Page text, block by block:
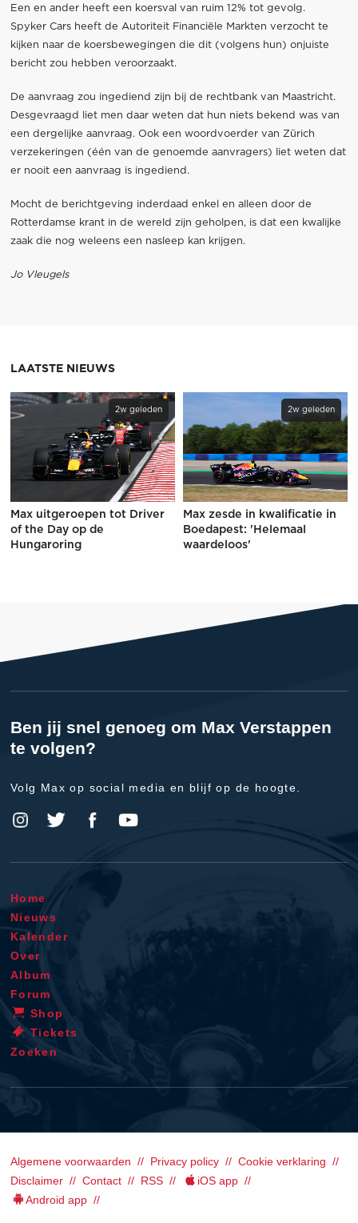
Een en ander heeft een koersval van ruim 12% tot gevolg.
Spyker Cars heeft de Autoriteit Financiële Markten verzocht te
kijken naar de koersbewegingen die dit (volgens hun) onjuiste
bericht zou hebben veroorzaakt.
De aanvraag zou ingediend zijn bij de rechtbank van Maastricht.
Desgevraagd liet men daar weten dat hun niets bekend was van
een dergelijke aanvraag. Ook een woordvoerder van Zürich
verzekeringen (één van de genoemde aanvragers) liet weten dat
er nooit een aanvraag is ingediend.
Mocht de berichtgeving inderdaad enkel en alleen door de
Rotterdamse krant in de wereld zijn geholpen, is dat een kwalijke
zaak die nog weleens een nasleep kan krijgen.
Jo Vleugels
LAATSTE NIEUWS
2w geleden
Max uitgeroepen tot Driver
of the Day op de
Hungaroring
2w geleden
Max zesde in kwalificatie in
Boedapest: 'Helemaal
waardeloos'
Ben jij snel genoeg om Max Verstappen
te volgen?
Volg Max op social media en blijf op de hoogte.
Home
Nieuws
Kalender
Over
Album
Forum
Shop
Tickets
Zoeken
Algemene voorwaarden Privacy policy
Cookie verklaring
Disclaimer
Contact RSS
iOS app
Android app